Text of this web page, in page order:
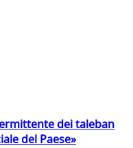
dei taleban
del Paese»